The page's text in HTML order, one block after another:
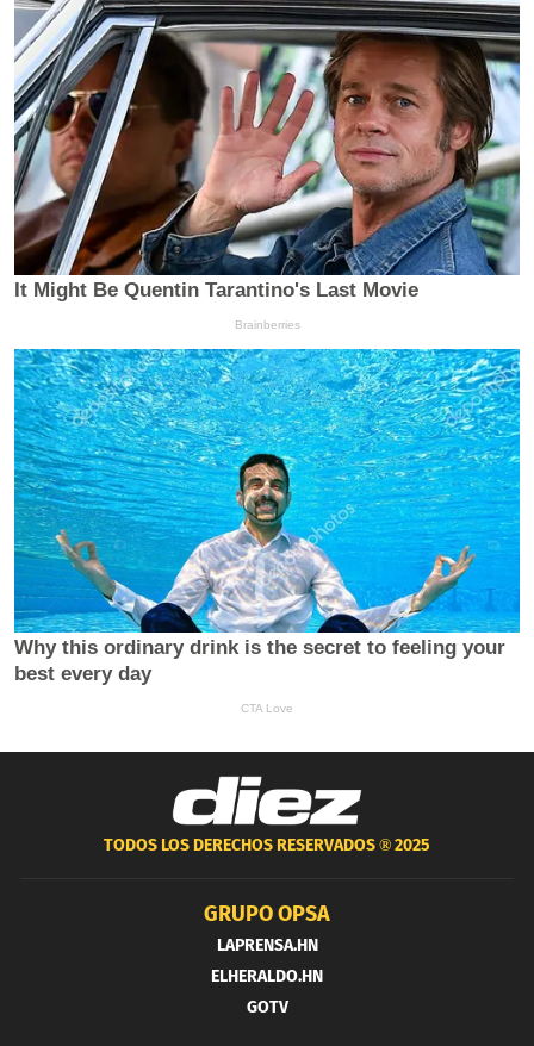
TODOS LOS DERECHOS RESERVADOS ®2025
GRUPO OPSA
LAPRENSA.HN
ELHERALDO.HN
GOTV